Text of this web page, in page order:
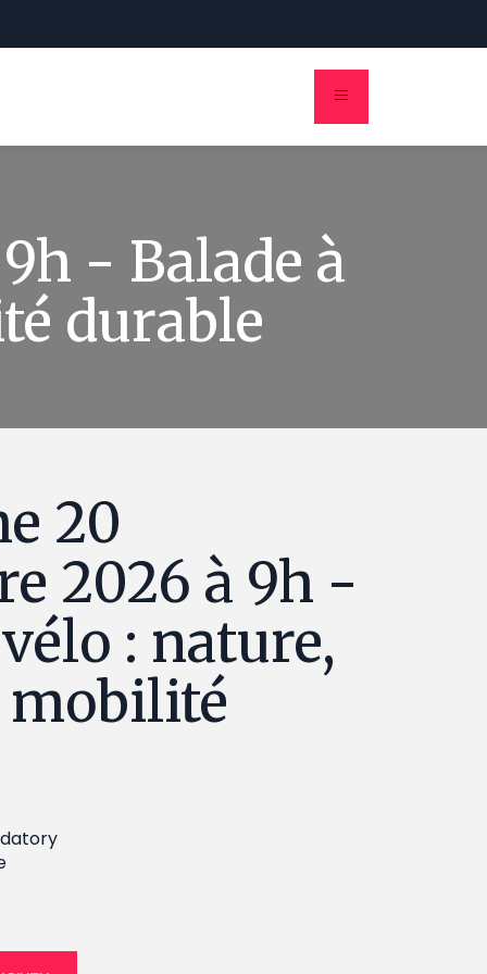
- Balade à
durable
20
2026 à 9h -
: nature,